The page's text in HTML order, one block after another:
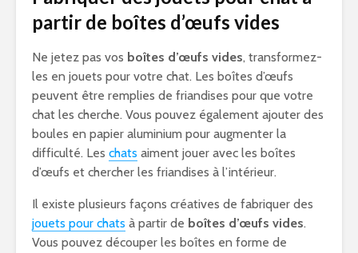
partir de boîtes d’œufs vides
Ne jetez pas vos boîtes d’œufs vides, transformez-
les en jouets pour votre chat. Les boîtes d’œufs
peuvent être remplies de friandises pour que votre
chat les cherche. Vous pouvez également ajouter des
boules en papier aluminium pour augmenter la
difficulté. Les chats aiment jouer avec les boîtes
d’œufs et chercher les friandises à l’intérieur.
Il existe plusieurs façons créatives de fabriquer des
jouets pour chats à partir de boîtes d’œufs vides.
Vous pouvez découper les boîtes en forme de